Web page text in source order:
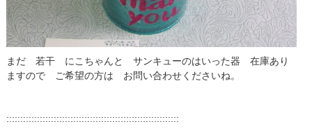
まだ 若干 にこちゃんと サンキューのはいった器 在庫あり
ますので ご希望の方は お問い合わせくださいね。
::::::::::::::::::::::::::::::::::::::::::::::::::::::::::::::